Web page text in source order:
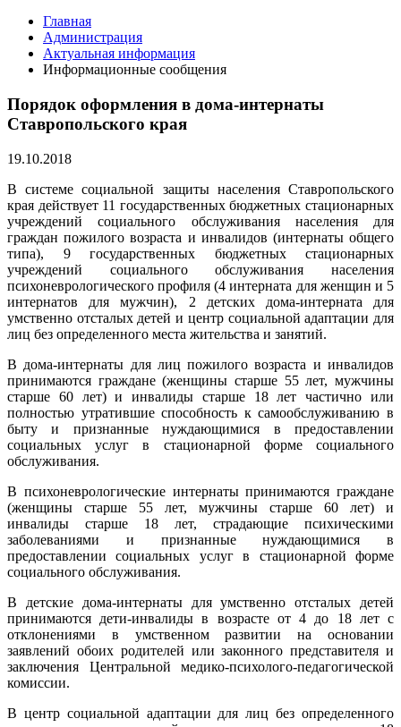
Главная
Администрация
Актуальная информация
Информационные сообщения
Порядок оформления в дома-интернаты
Ставропольского края
19.10.2018
В системе социальной защиты населения Ставропольского
края действует 11 государственных бюджетных стационарных
учреждений социального обслуживания населения для
граждан пожилого возраста и инвалидов (интернаты общего
типа), 9 государственных бюджетных стационарных
учреждений социального обслуживания населения
психоневрологического профиля (4 интерната для женщин и 5
интернатов для мужчин), 2 детских дома-интерната для
умственно отсталых детей и центр социальной адаптации для
лиц без определенного места жительства и занятий.
В дома-интернаты для лиц пожилого возраста и инвалидов
принимаются граждане (женщины старше 55 лет, мужчины
старше 60 лет) и инвалиды старше 18 лет частично или
полностью утратившие способность к самообслуживанию в
быту и признанные нуждающимися в предоставлении
социальных услуг в стационарной форме социального
обслуживания.
В психоневрологические интернаты принимаются граждане
(женщины старше 55 лет, мужчины старше 60 лет) и
инвалиды старше 18 лет, страдающие психическими
заболеваниями и признанные нуждающимися в
предоставлении социальных услуг в стационарной форме
социального обслуживания.
В детские дома-интернаты для умственно отсталых детей
принимаются дети-инвалиды в возрасте от 4 до 18 лет с
отклонениями в умственном развитии на основании
заявлений обоих родителей или законного представителя и
заключения Центральной медико-психолого-педагогической
комиссии.
В центр социальной адаптации для лиц без определенного